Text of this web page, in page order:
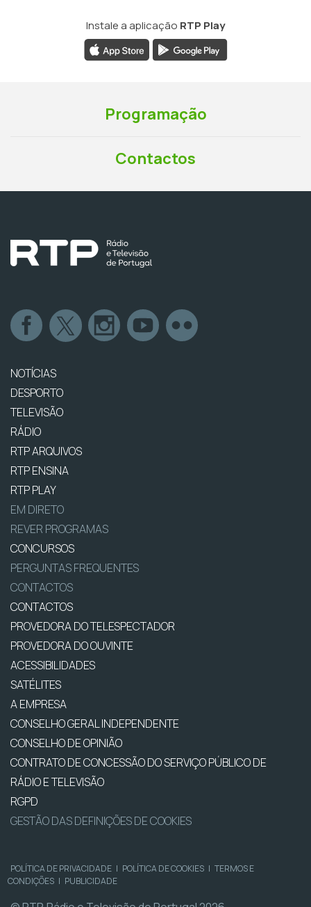
Instale a aplicação RTP Play
Programação
Contactos
NOTÍCIAS
DESPORTO
TELEVISÃO
RÁDIO
RTP ARQUIVOS
RTP ENSINA
RTP PLAY
EM DIRETO
REVER PROGRAMAS
CONCURSOS
PERGUNTAS FREQUENTES
CONTACTOS
CONTACTOS
PROVEDORA DO TELESPECTADOR
PROVEDORA DO OUVINTE
ACESSIBILIDADES
SATÉLITES
A EMPRESA
CONSELHO GERAL INDEPENDENTE
CONSELHO DE OPINIÃO
CONTRATO DE CONCESSÃO DO SERVIÇO PÚBLICO DE
RÁDIO E TELEVISÃO
RGPD
GESTÃO DAS DEFINIÇÕES DE COOKIES
POLÍTICA DE PRIVACIDADE | POLÍTICA DE COOKIES | TERMOS E
CONDIÇÕES | PUBLICIDADE